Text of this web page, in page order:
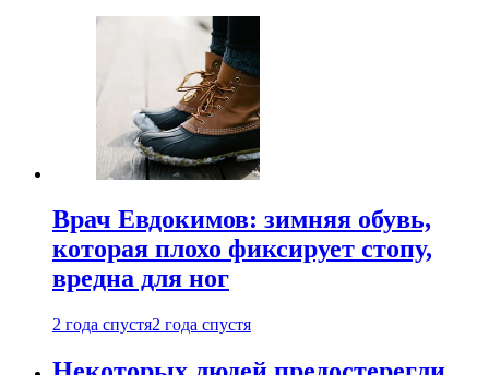
Врач Евдокимов: зимняя обувь,
которая плохо фиксирует стопу,
вредна для ног
2 года спустя2 года спустя